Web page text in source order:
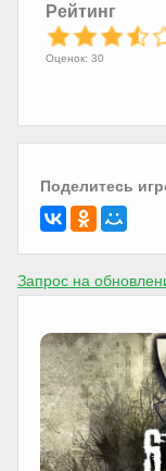
Рейтинг
Оценок: 30
Поделитесь
Запрос на